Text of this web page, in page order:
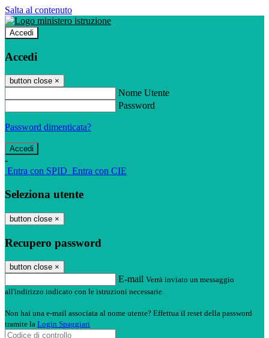
Salta al contenuto
Accedi
Accedi
button close ×
Nome Utente
Password
Password dimenticata?
-
Entra con SPID Entra con CIE
Seleziona utente
button close ×
Recupero password
button close ×
E-mail Verrà inviato un messaggio
all'indirizzo indicato con le istruzioni necessarie.
Non hai una e-mail associata al nome utente? Effettua il reset della password
tramite la Login Spaggiari